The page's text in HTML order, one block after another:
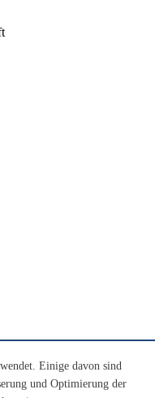
Einige davon sind
und Optimierung der